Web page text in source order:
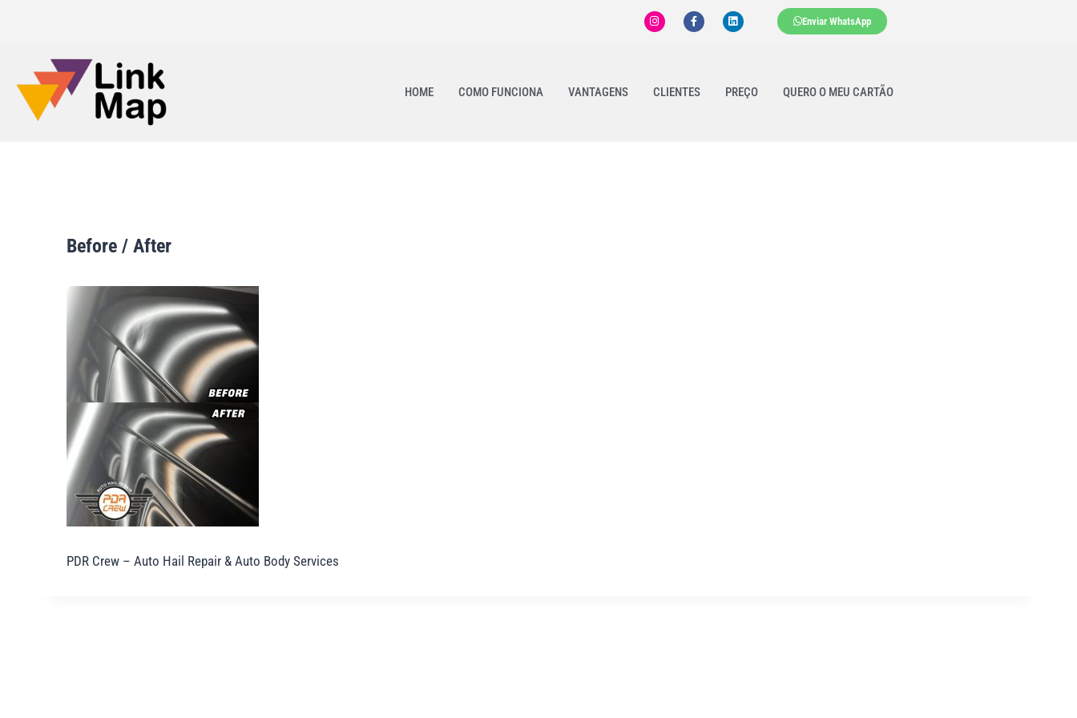
Enviar WhatsApp
HOME COMO FUNCIONA VANTAGENS CLIENTES PREÇO QUERO O MEU CARTÃO
Before / After
PDR Crew – Auto Hail Repair & Auto Body Services